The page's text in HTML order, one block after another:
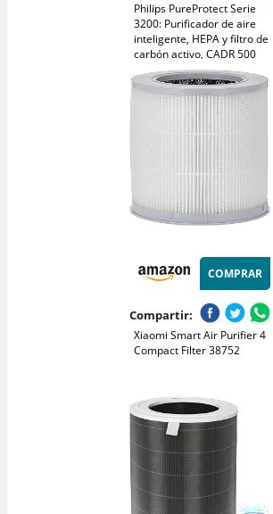
Philips PureProtect Serie
3200: Purificador de aire
inteligente, HEPA y filtro de
carbón activo, CADR 500
m³/h para 130 m²,
ultrasilencioso, captura el
99,97% de alérgenos, App
conectada (AC3210/12)
COMPRAR
Compartir:
Xiaomi Smart Air Purifier 4
Compact Filter 38752